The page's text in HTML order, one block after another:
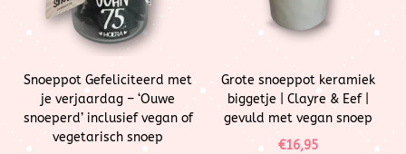
Snoeppot Gefeliciteerd met
je verjaardag – ‘Ouwe
snoeperd’ inclusief vegan of
vegetarisch snoep
Grote snoeppot keramiek
biggetje | Clayre & Eef |
gevuld met vegan snoep
€16,95